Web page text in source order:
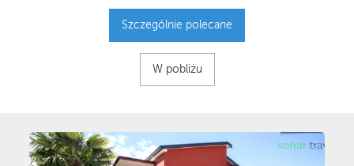
Szczególnie polecane
W pobliżu